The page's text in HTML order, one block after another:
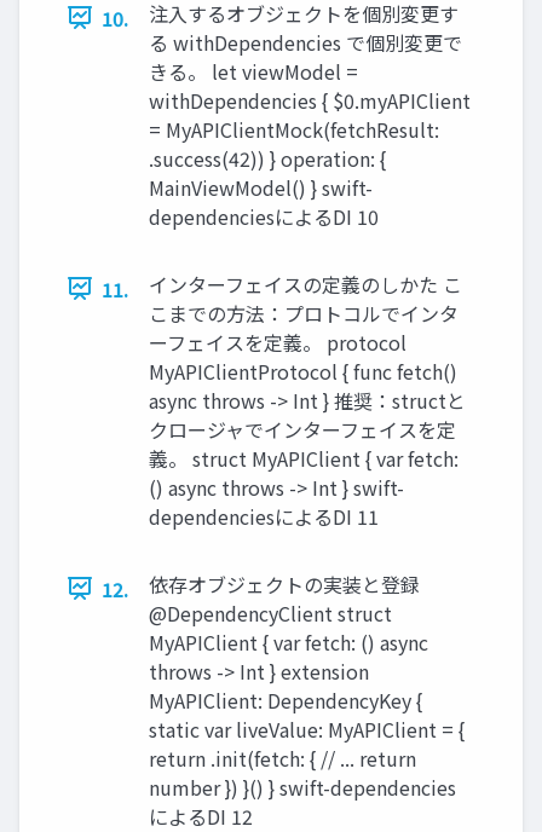
10.
注入するオブジェクトを個別変更す
る withDependencies で個別変更で
きる。 let viewModel =
withDependencies { $0.myAPIClient
= MyAPIClientMock(fetchResult:
.success(42)) } operation: {
MainViewModel() } swift-
dependenciesによるDI 10
11.
インターフェイスの定義のしかた こ
こまでの方法：プロトコルでインタ
ーフェイスを定義。 protocol
MyAPIClientProtocol { func fetch()
async throws -> Int } 推奨：structと
クロージャでインターフェイスを定
義。 struct MyAPIClient { var fetch:
() async throws -> Int } swift-
dependenciesによるDI 11
12.
依存オブジェクトの実装と登録
@DependencyClient struct
MyAPIClient { var fetch: () async
throws -> Int } extension
MyAPIClient: DependencyKey {
static var liveValue: MyAPIClient = {
return .init(fetch: { // ... return
number }) }() } swift-dependencies
によるDI 12